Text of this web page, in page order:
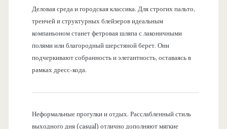
Деловая среда и городская классика. Для строгих пальто,
тренчей и структурных блейзеров идеальным
компаньоном станет фетровая шляпа с лаконичными
полями или благородный шерстяной берет. Они
подчеркивают собранность и элегантность, оставаясь в
рамках дресс-кода.
Неформальные прогулки и отдых. Расслабленный стиль
выходного дня (casual) отлично дополняют мягкие